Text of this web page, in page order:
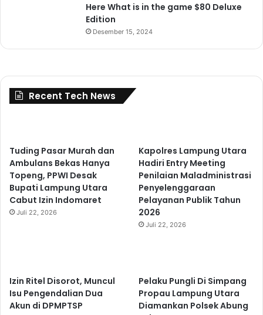
Here What is in the game $80 Deluxe
Edition
Desember 15, 2024
Recent Tech News
Tuding Pasar Murah dan
Ambulans Bekas Hanya
Topeng, PPWI Desak
Bupati Lampung Utara
Cabut Izin Indomaret
Juli 22, 2026
Kapolres Lampung Utara
Hadiri Entry Meeting
Penilaian Maladministrasi
Penyelenggaraan
Pelayanan Publik Tahun
2026
Juli 22, 2026
Izin Ritel Disorot, Muncul
Isu Pengendalian Dua
Akun di DPMPTSP
Pelaku Pungli Di Simpang
Propau Lampung Utara
Diamankan Polsek Abung